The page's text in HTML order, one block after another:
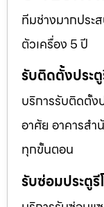
ทีมช่างมากประ
ตัวเครื่อง 5 ปี
รับติดตั้งประ
บริการรับติดตั้ง
อาศัย อาคารส
ทุกขั้นตอน
รับซ่อมประตูรี